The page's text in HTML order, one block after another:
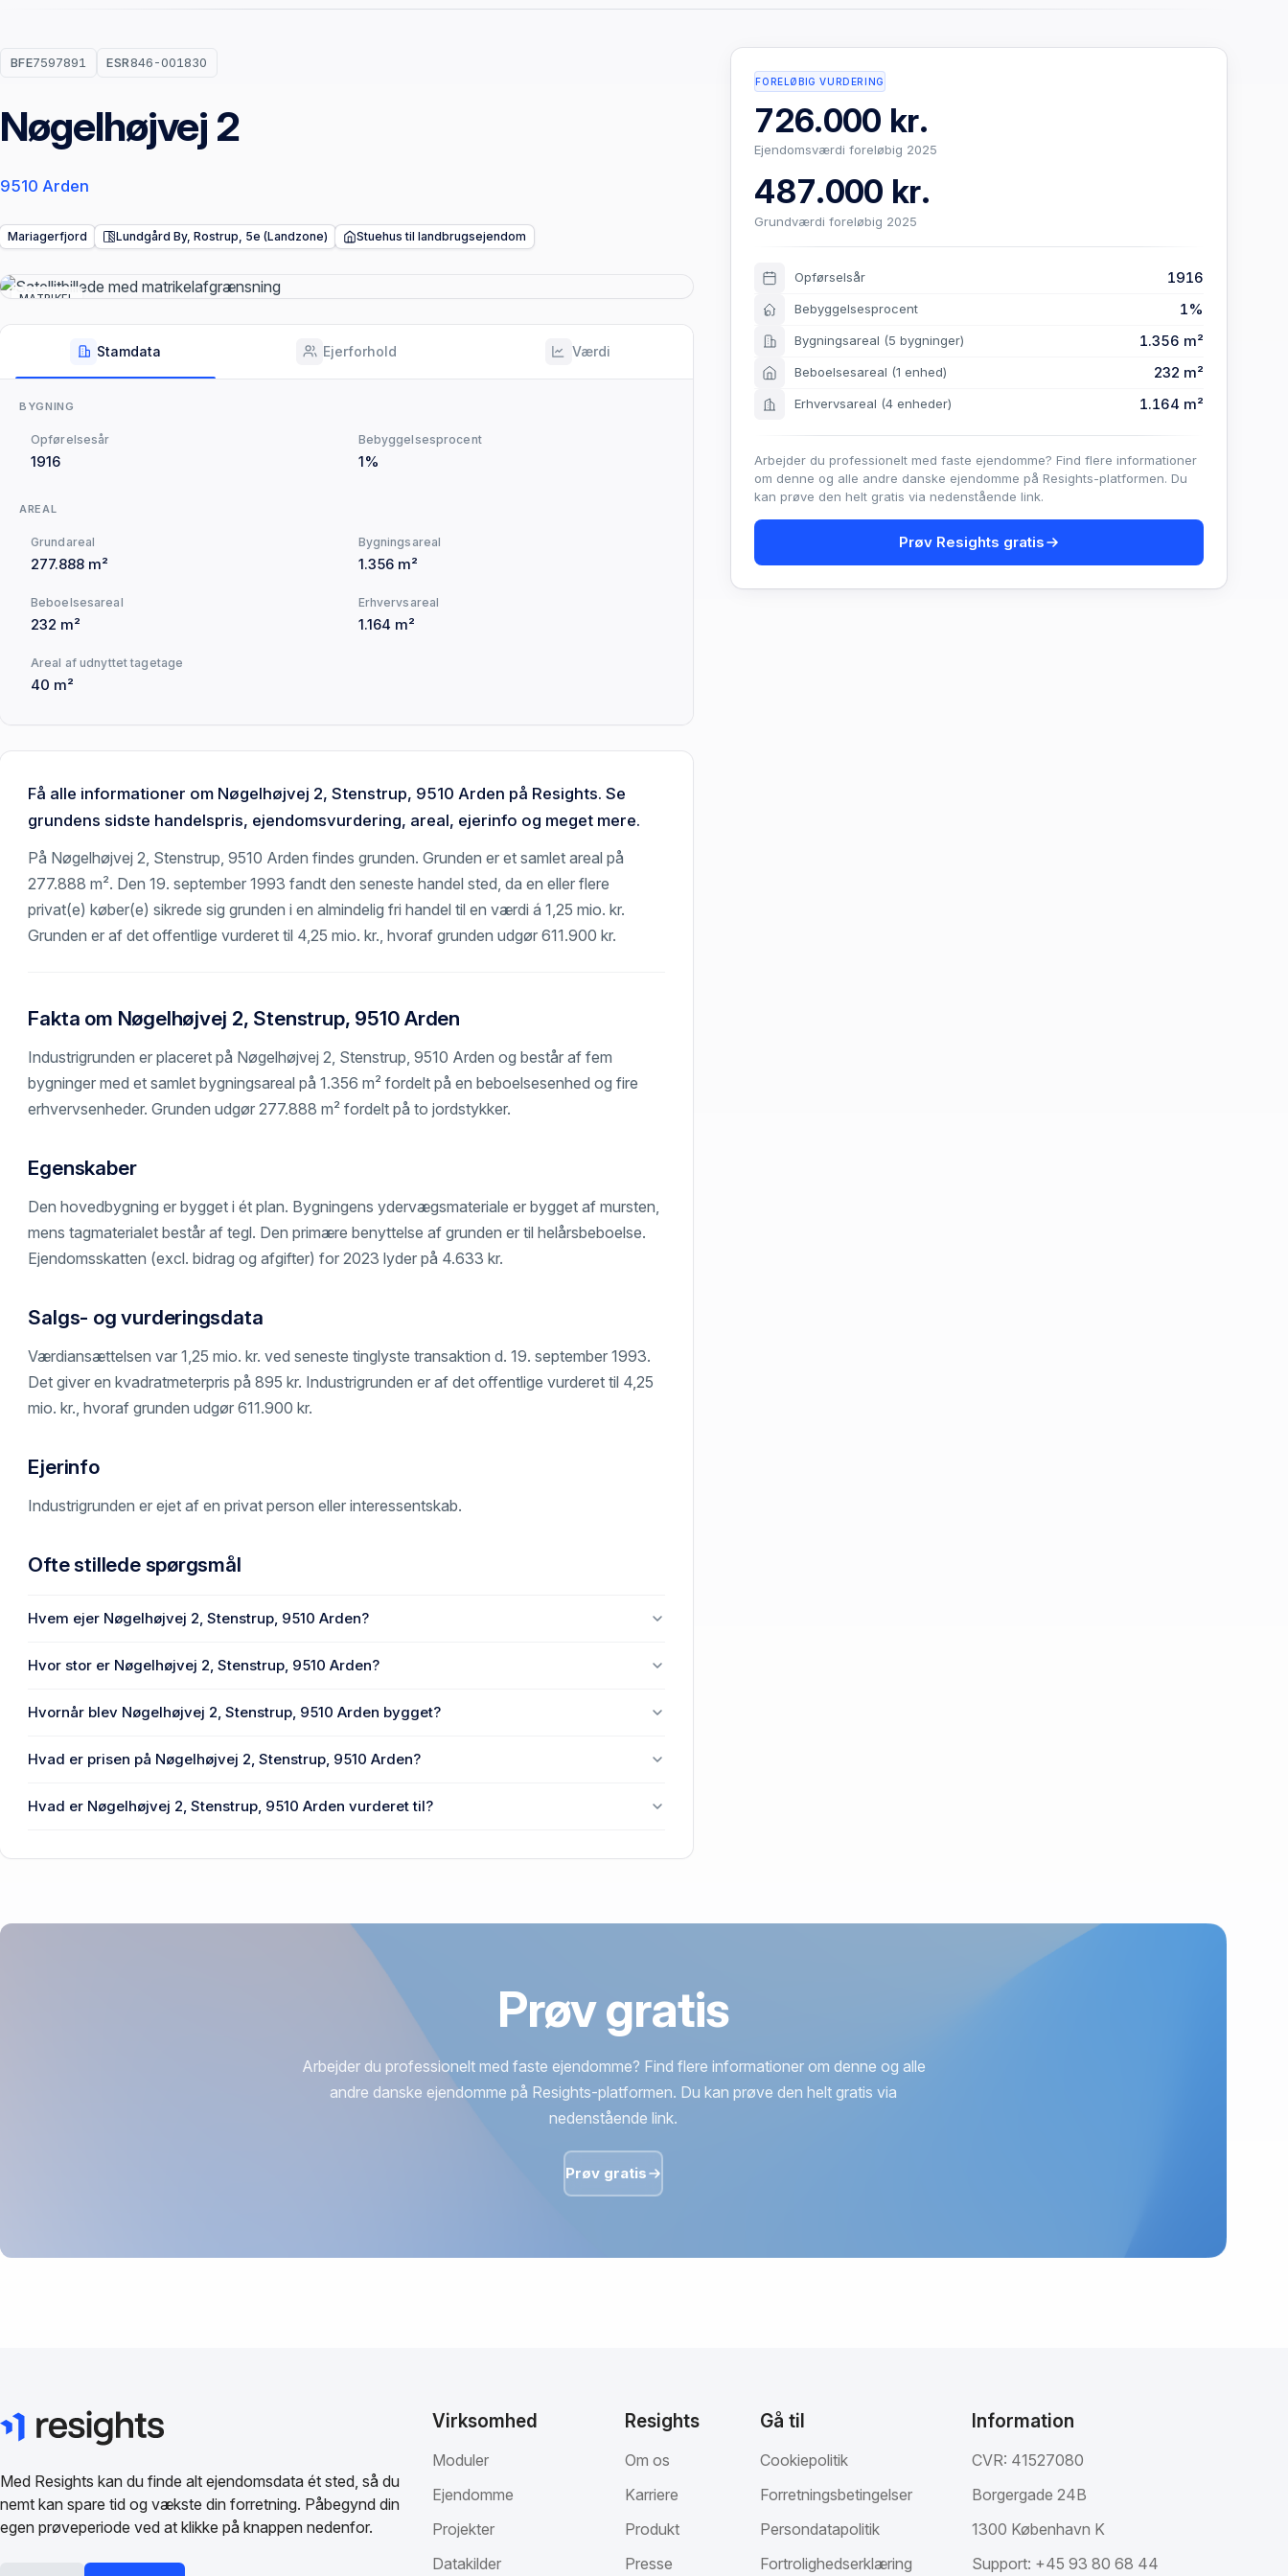
BFE7597891 ESR846-001830
Nøgelhøjvej 2
9510 Arden
Mariagerfjord Lundgård By, Rostrup, 5e (Landzone) Stuehus til landbrugsejendom
MATRIKEL
Stamdata Ejerforhold Værdi
BYGNING
Opførelsesår
1916
Bebyggelsesprocent
1%
AREAL
Grundareal
277.888 m²
Bygningsareal
1.356 m²
Beboelsesareal
232 m²
Erhvervsareal
1.164 m²
Areal af udnyttet tagetage
40 m²
Få alle informationer om Nøgelhøjvej 2, Stenstrup, 9510 Arden på Resights. Se
grundens sidste handelspris, ejendomsvurdering, areal, ejerinfo og meget mere.
På Nøgelhøjvej 2, Stenstrup, 9510 Arden findes grunden. Grunden er et samlet areal på
277.888 m². Den 19. september 1993 fandt den seneste handel sted, da en eller flere
privat(e) køber(e) sikrede sig grunden i en almindelig fri handel til en værdi á 1,25 mio. kr.
Grunden er af det offentlige vurderet til 4,25 mio. kr., hvoraf grunden udgør 611.900 kr.
Fakta om Nøgelhøjvej 2, Stenstrup, 9510 Arden
Industrigrunden er placeret på Nøgelhøjvej 2, Stenstrup, 9510 Arden og består af fem
bygninger med et samlet bygningsareal på 1.356 m² fordelt på en beboelsesenhed og fire
erhvervsenheder. Grunden udgør 277.888 m² fordelt på to jordstykker.
Egenskaber
Den hovedbygning er bygget i ét plan. Bygningens ydervægsmateriale er bygget af mursten,
mens tagmaterialet består af tegl. Den primære benyttelse af grunden er til helårsbeboelse.
Ejendomsskatten (excl. bidrag og afgifter) for 2023 lyder på 4.633 kr.
Salgs- og vurderingsdata
Værdiansættelsen var 1,25 mio. kr. ved seneste tinglyste transaktion d. 19. september 1993.
Det giver en kvadratmeterpris på 895 kr. Industrigrunden er af det offentlige vurderet til 4,25
mio. kr., hvoraf grunden udgør 611.900 kr.
Ejerinfo
Industrigrunden er ejet af en privat person eller interessentskab.
Ofte stillede spørgsmål
Hvem ejer Nøgelhøjvej 2, Stenstrup, 9510 Arden?
Hvor stor er Nøgelhøjvej 2, Stenstrup, 9510 Arden?
Hvornår blev Nøgelhøjvej 2, Stenstrup, 9510 Arden bygget?
Hvad er prisen på Nøgelhøjvej 2, Stenstrup, 9510 Arden?
Hvad er Nøgelhøjvej 2, Stenstrup, 9510 Arden vurderet til?
FORELØBIG VURDERING
726.000 kr.
Ejendomsværdi foreløbig 2025
487.000 kr.
Grundværdi foreløbig 2025
Opførselsår 1916
Bebyggelsesprocent 1%
Bygningsareal (5 bygninger) 1.356 m²
Beboelsesareal (1 enhed) 232 m²
Erhvervsareal (4 enheder) 1.164 m²
Arbejder du professionelt med faste ejendomme? Find flere informationer
om denne og alle andre danske ejendomme på Resights-platformen. Du
kan prøve den helt gratis via nedenstående link.
Prøv Resights gratis
Prøv gratis
Arbejder du professionelt med faste ejendomme? Find flere informationer om denne og alle
andre danske ejendomme på Resights-platformen. Du kan prøve den helt gratis via
nedenstående link.
Prøv gratis
Med Resights kan du finde alt ejendomsdata ét sted, så du
nemt kan spare tid og vækste din forretning. Påbegynd din
egen prøveperiode ved at klikke på knappen nedenfor.
Virksomhed
Moduler
Ejendomme
Projekter
Datakilder
Resights
Om os
Karriere
Produkt
Presse
Gå til
Cookiepolitik
Forretningsbetingelser
Persondatapolitik
Fortrolighedserklæring
Information
CVR: 41527080
Borgergade 24B
1300 København K
Support: +45 93 80 68 44